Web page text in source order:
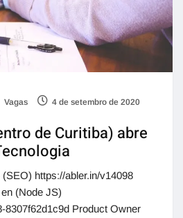
Vagas 4 de setembro de 2020
de Curitiba) abre
https://abler.in/v14098
(Node JS)
8307f62d1c9d Product Owner